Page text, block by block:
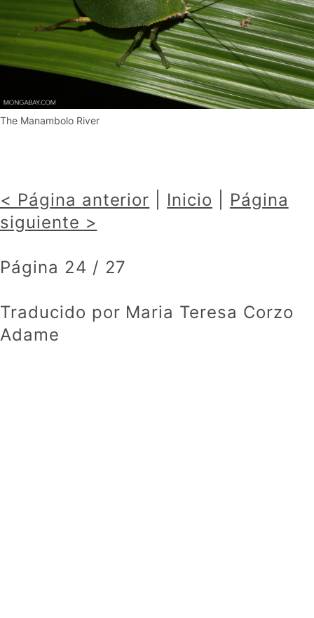
The Manambolo River
< Página anterior Inicio
Página
siguiente >
Página 24 / 27
Traducido por Maria Teresa Corzo
Adame